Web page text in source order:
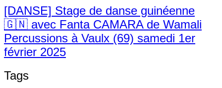
[DANSE] Stage de danse guinéenne
🇬🇳 avec Fanta CAMARA de Wamali
Percussions à Vaulx (69) samedi 1er
février 2025
Tags